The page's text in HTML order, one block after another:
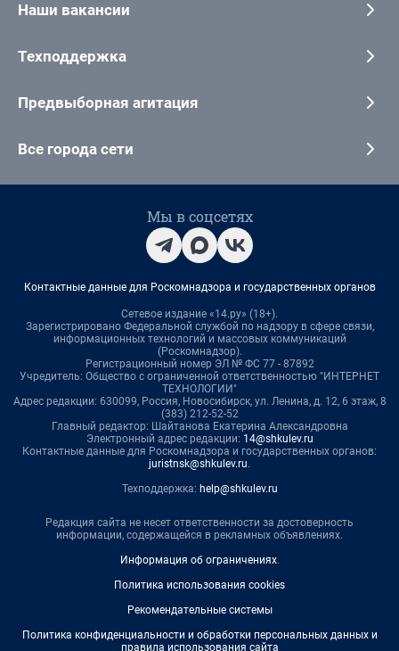
Наши вакансии
Техподдержка
Предвыборная агитация
Все города сети
Мы в соцсетях
Контактные данные для Роскомнадзора и государственных органов
Сетевое издание «14.ру» (18+).
Зарегистрировано Федеральной службой по надзору в сфере связи,
информационных технологий и массовых коммуникаций
(Роскомнадзор).
Регистрационный номер ЭЛ № ФС 77 - 87892
Учредитель: Общество с ограниченной ответственностью "ИНТЕРНЕТ
ТЕХНОЛОГИИ"
Адрес редакции: 630099, Россия, Новосибирск, ул. Ленина, д. 12, 6 этаж, 8
(383) 212-52-52
Главный редактор: Шайтанова Екатерина Александровна
Электронный адрес редакции: 14@shkulev.ru
Контактные данные для Роскомнадзора и государственных органов:
juristnsk@shkulev.ru.
Техподдержка: help@shkulev.ru
Редакция сайта не несет ответственности за достоверность
информации, содержащейся в рекламных объявлениях.
Информация об ограничениях.
Политика использования cookies
Рекомендательные системы
Политика конфиденциальности и обработки персональных данных и
правила использования сайта